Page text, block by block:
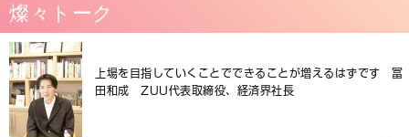
燦々トーク
上場を目指していくことでできることが増えるはずです 冨
田和成 ZUU代表取締役、経済界社長